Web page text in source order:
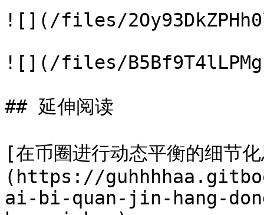
![](/files/
![](/files/
## 延伸阅读
[在币圈进行动态平衡的细节
(https://
ai-bi-quan-jin-hang-